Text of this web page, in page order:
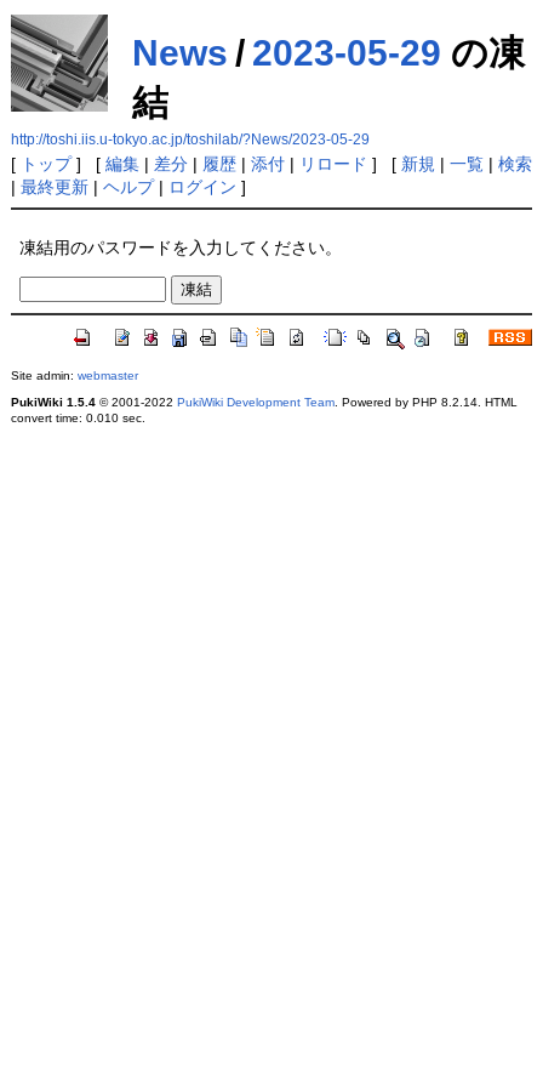
News / 2023-05-29 の凍
結
http://toshi.iis.u-tokyo.ac.jp/toshilab/?News/2023-05-29
[ トップ] [ 編集| 差分| 履歴| 添付| リロード ] [ 新規 | 一覧| 検索
| 最終更新| ヘルプ| ログイン ]
凍結用のパスワードを入力してください。
Site admin: webmaster
PukiWiki 1.5.4© 2001-2022 PukiWiki Development Team. Powered by PHP 8.2.14. HTML
convert time: 0.010 sec.